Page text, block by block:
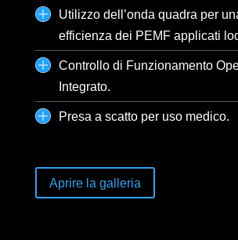
Utilizzo dell’onda quadra per
efficienza dei PEMF applicati
Controllo di Funzionamento
Integrato.
Presa a scatto per uso medico.
Aprire la galleria